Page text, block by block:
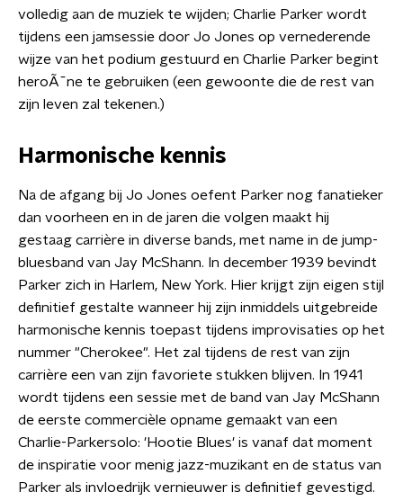
volledig aan de muziek te wijden; Charlie Parker wordt
tijdens een jamsessie door Jo Jones op vernederende
wijze van het podium gestuurd en Charlie Parker begint
heroÃ¯ne te gebruiken (een gewoonte die de rest van
zijn leven zal tekenen.)
Harmonische kennis
Na de afgang bij Jo Jones oefent Parker nog fanatieker
dan voorheen en in de jaren die volgen maakt hij
gestaag carrière in diverse bands, met name in de jump-
bluesband van Jay McShann. In december 1939 bevindt
Parker zich in Harlem, New York. Hier krijgt zijn eigen stijl
definitief gestalte wanneer hij zijn inmiddels uitgebreide
harmonische kennis toepast tijdens improvisaties op het
nummer "Cherokee". Het zal tijdens de rest van zijn
carrière een van zijn favoriete stukken blijven. In 1941
wordt tijdens een sessie met de band van Jay McShann
de eerste commercièle opname gemaakt van een
Charlie-Parkersolo: 'Hootie Blues' is vanaf dat moment
de inspiratie voor menig jazz-muzikant en de status van
Parker als invloedrijk vernieuwer is definitief gevestigd.